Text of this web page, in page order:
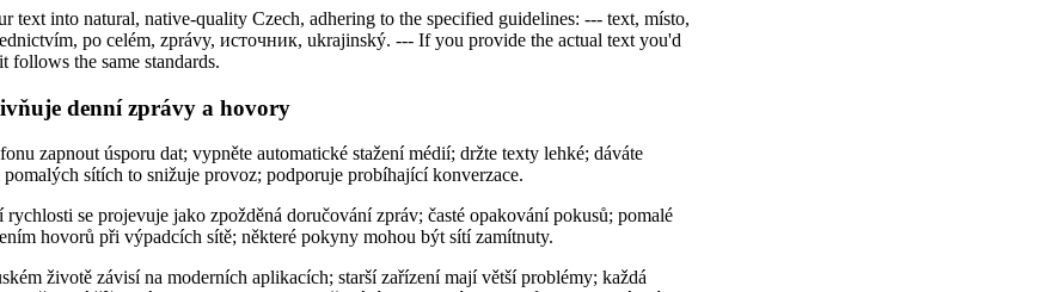
text into natural, native-quality Czech, adhering to the specified guidelines: --- text, místo,
po celém, zprávy, источник, ukrajinský. --- If you provide the actual text you'd
follows the same standards.
denní zprávy a hovory
zapnout úsporu dat; vypněte automatické stažení médií; držte texty lehké; dáváte
sítích to snižuje provoz; podporuje probíhající konverzace.
se projevuje jako zpožděná doručování zpráv; časté opakování pokusů; pomalé
hovorů při výpadcích sítě; některé pokyny mohou být sítí zamítnuty.
životě závisí na moderních aplikacích; starší zařízení mají větší problémy; každá